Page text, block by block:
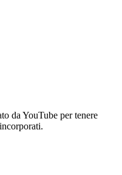
da YouTube per tenere